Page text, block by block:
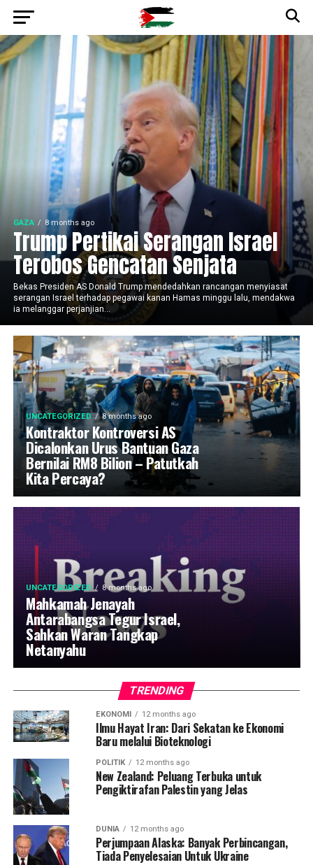
GAZA 8 months ago
Trump Pertikai Serangan Israel
Terobos Gencatan Senjata
Bekas Presiden AS Donald Trump mendedahkan rancangan menyiasat
serangan Israel terhadap pegawai kanan Hamas minggu lalu, mendakwa
ia melanggar perjanjian...
UNCATEGORIZED 8 months ago
Kontraktor Kontroversi AS
Dicalonkan Urus Bantuan Gaza
Bernilai RM8 Bilion – Patutkah
Kita Percaya?
UNCATEGORIZED 8 months ago
Mahkamah Jenayah
Antarabangsa Tegur Israel,
Sahkan Waran Tangkap
Netanyahu
TRENDING
EKONOMI 12 months ago
Ilmu Hayat Iran: Dari Sekatan ke Ekonomi
Baru melalui Bioteknologi
POLITIK 12 months ago
New Zealand: Peluang Terbuka untuk
Pengiktirafan Palestin yang Jelas
DUNIA 12 months ago
Perjumpaan Alaska: Banyak Perbincangan,
Tiada Penyelesaian Untuk Ukraine